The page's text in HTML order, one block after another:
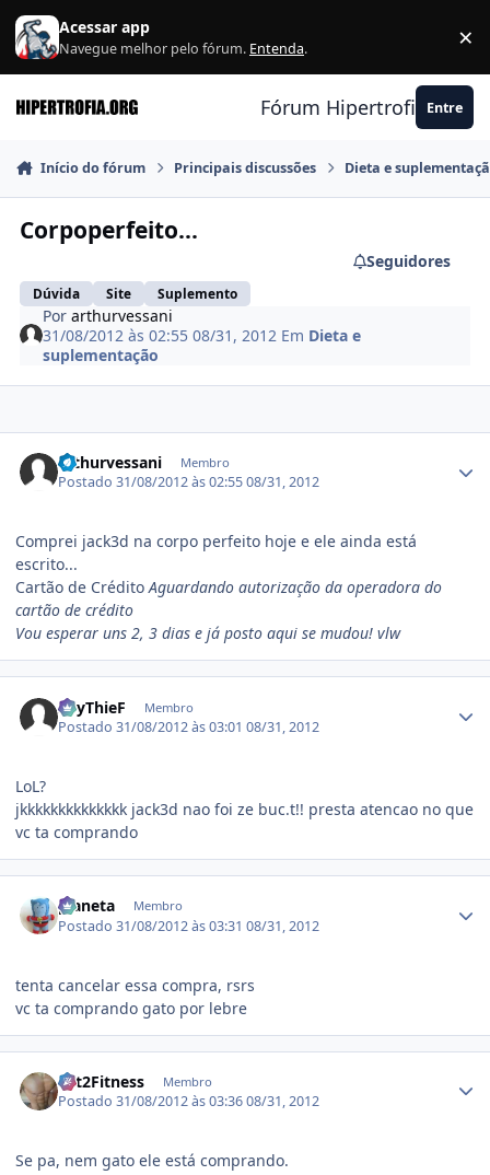
Ir para conteúdo
Acessar app
Navegue melhor pelo fórum. Entenda. ×
Fórum Hipertrofia.org
Entre
Início do fórum Principais discussões Dieta e
Corpoperfeito...
Dúvida Site Suplemento
Seguidores
Porarthurvessani
31/08/2012 às 02:5508/31, 2012 Em Dieta e
suplementação
arthurvessani Membro
Postado31/08/2012 às 02:5508/31, 2012
Comprei jack3d na corpo perfeito hoje e ele ainda está
escrito...
Cartão de CréditoAguardando autorização da operadora do
cartão de crédito
Vou esperar uns 2, 3 dias e já posto aqui se mudou! vlw
SpyThieF Membro
Postado31/08/2012 às 03:0108/31, 2012
LoL?
jkkkkkkkkkkkkkk jack3d nao foi ze buc.t!! presta atencao no que
vc ta comprando
planeta Membro
Postado31/08/2012 às 03:3108/31, 2012
tenta cancelar essa compra, rsrs
vc ta comprando gato por lebre
Fat2Fitness Membro
Postado31/08/2012 às 03:3608/31, 2012
Se pa, nem gato ele está comprando.